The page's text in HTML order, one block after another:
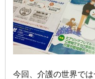
今回、介護の世界で